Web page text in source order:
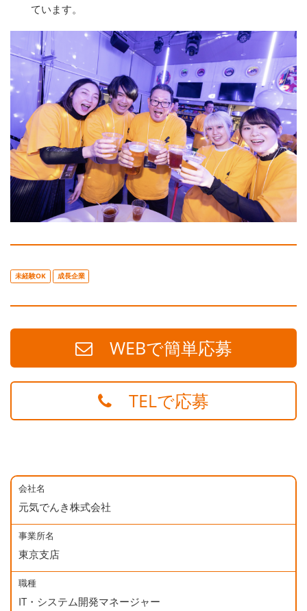
ています。
未経験OK 成長企業
WEBで簡単応募
TELで応募
会社名
元気でんき株式会社
事業所名
東京支店
職種
IT・システム開発マネージャー